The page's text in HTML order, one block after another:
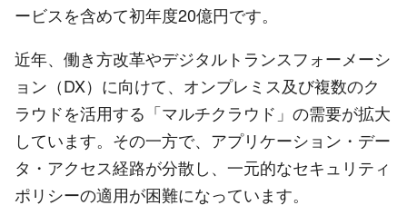
ービスを含めて初年度20億円です。
近年、働き方改革やデジタルトランスフォーメーシ
ョン（DX）に向けて、オンプレミス及び複数のク
ラウドを活用する「マルチクラウド」の需要が拡大
しています。その一方で、アプリケーション・デー
タ・アクセス経路が分散し、一元的なセキュリティ
ポリシーの適用が困難になっています。